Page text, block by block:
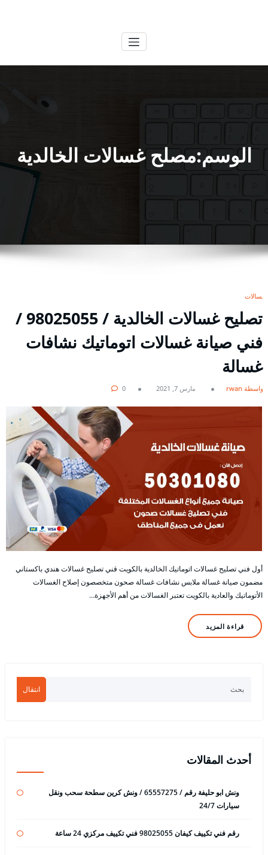
الوسم:مصلح غسالات الخالدية
غسالات
تصليح غسالات الخالدية / 98025055 /
فني صيانة غسالات اتوماتيك نشافات
غسالة
بواسطة rwan مارس 7, 2021 0
أول فني تصليح غسالات اتوماتيك الخالدية بالكويت قني تصليح غسالات هندي باكستاني
مضمون صيانة غسالة ملابس نشافات غسالة صحون متخصصون إصلاح الغسالات
الأتوماتيك والعادية بالكويت تعتبر الغسالات من أهم الأجهزة…
قراءة المزيد
انتقال
أحدث المقالات
ونش ابو حليفة رقم / 65557275 / ونش كرين سطحة سحب ونقل
سيارات 24/7
رقم فني تكييف كيفان 98025055 فني تكييف مركزي 24 ساعة